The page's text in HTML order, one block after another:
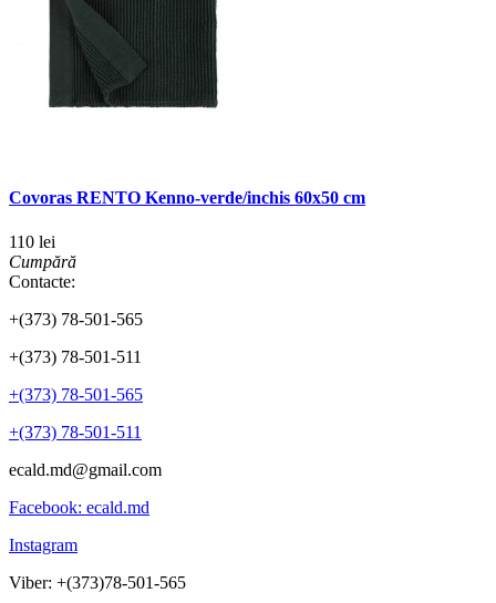
Covoras RENTO Kenno-verde/inchis 60x50 cm
110 lei
Cumpără
Contacte:
+(373) 78-501-565
+(373) 78-501-511
+(373) 78-501-565
+(373) 78-501-511
ecald.md@gmail.com
Facebook: ecald.md
Instagram
Viber: +(373)78-501-565